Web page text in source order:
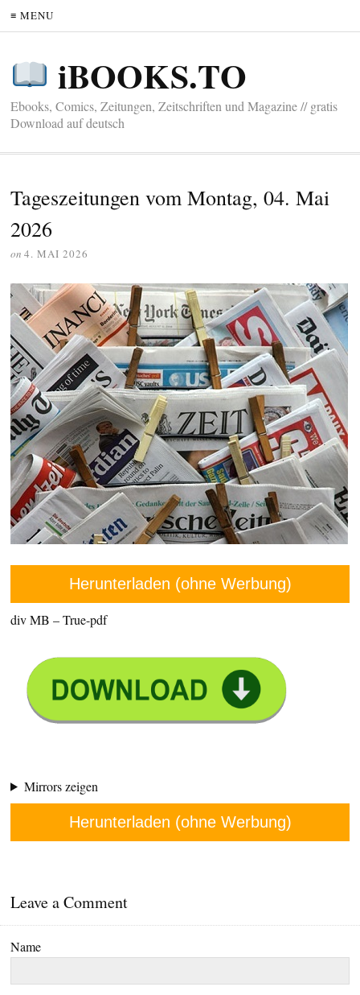
≡ MENU
iBOOKS.TO
Ebooks, Comics, Zeitungen, Zeitschriften und Magazine // gratis
Download auf deutsch
Tageszeitungen vom Montag, 04. Mai
2026
on 4. MAI 2026
Herunterladen (ohne Werbung)
div MB – True-pdf
Mirrors zeigen
Herunterladen (ohne Werbung)
Leave a Comment
Name